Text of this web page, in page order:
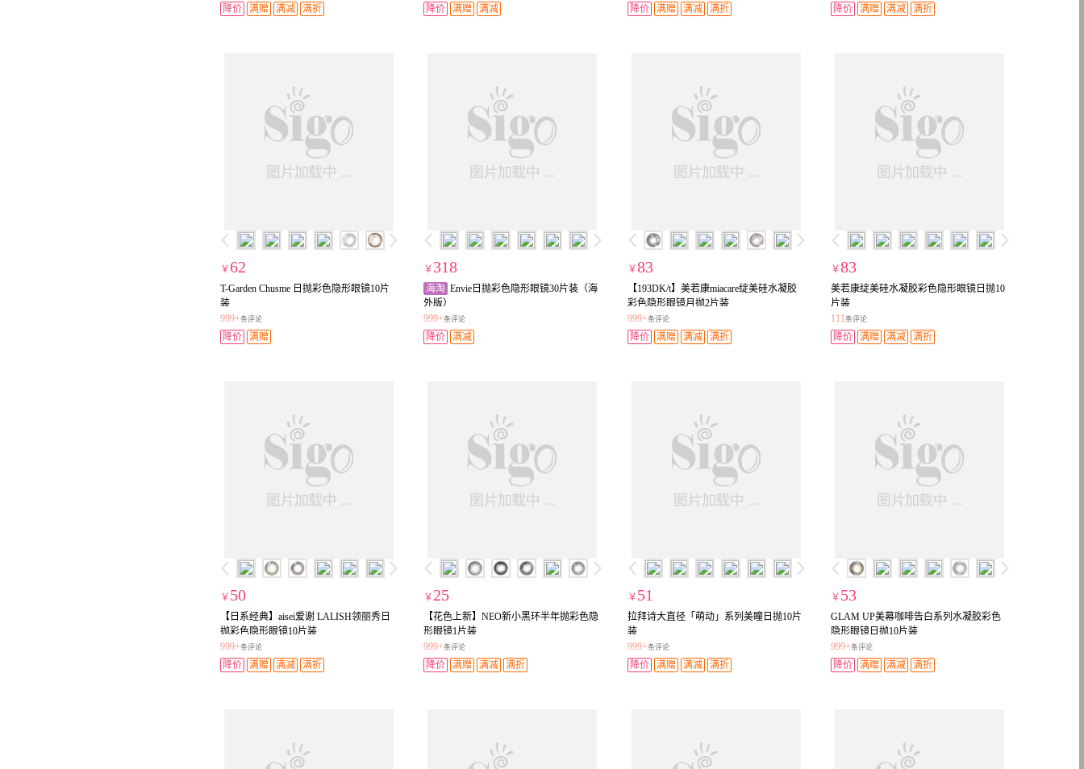
降价 满赠 满减 满折 降价 满赠 满减 降价 满赠 满减 满折 降价 满赠 满减 满折
￥62
T-Garden Chusme 日抛彩色隐形眼镜10片
装
999+条评论
降价 满赠
￥ 318
海淘 Envie日抛彩色隐形眼镜30片装（海
外版）
999+条评论
降价 满减
￥83
【193DK/t】美若康miacare绽美硅水凝胶
彩色隐形眼镜月抛2片装
999+条评论
降价 满赠 满减 满折
￥83
美若康绽美硅水凝胶彩色隐形眼镜日抛10
片装
111条评论
降价 满赠 满减 满折
￥ 50
【日系经典】aisei爱谢 LALISH领丽秀日
抛彩色隐形眼镜10片装
999+条评论
降价 满赠 满减 满折
￥25
【花色上新】NEO新小黑环半年抛彩色隐
形眼镜1片装
999+条评论
降价 满赠 满减 满折
￥ 51
拉拜诗大直径「萌动」系列美瞳日抛10片
装
999+条评论
降价 满赠 满减 满折
￥ 53
GLAM UP美幕咖啡告白系列水凝胶彩色
隐形眼镜日抛10片装
999+条评论
降价 满赠 满减 满折